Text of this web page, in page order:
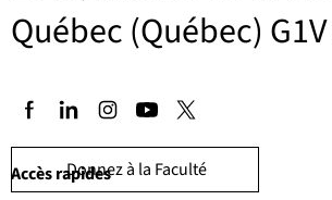
Québec (Québec)
Donnez à la Faculté
Accès rapides